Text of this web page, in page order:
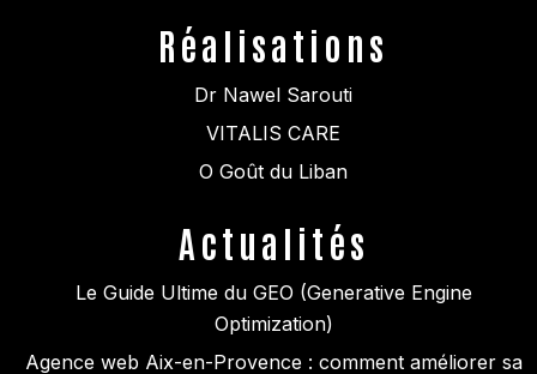
Réalisations
Dr Nawel Sarouti
VITALIS CARE
O Goût du Liban
Actualités
Le Guide Ultime du GEO (Generative Engine
Optimization)
Agence web Aix-en-Provence : comment améliorer sa